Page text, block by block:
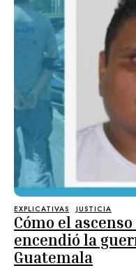
EXPLICATIVAS JUSTICIA
Cómo el
encendió la
Guatemala